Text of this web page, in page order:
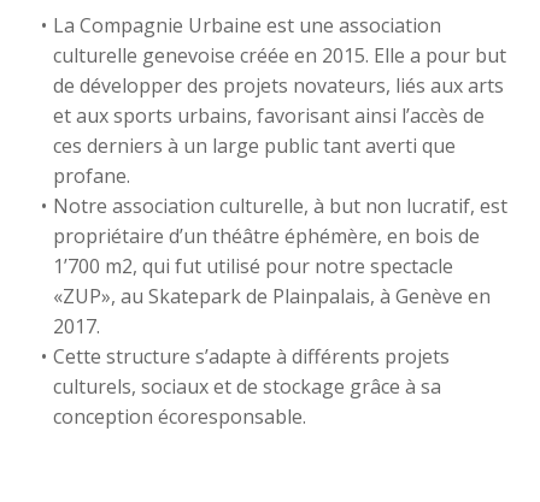
La Compagnie Urbaine est une association
culturelle genevoise créée en 2015. Elle a pour but
de développer des projets novateurs, liés aux arts
et aux sports urbains, favorisant ainsi l’accès de
ces derniers à un large public tant averti que
profane.
Notre association culturelle, à but non lucratif, est
propriétaire d’un théâtre éphémère, en bois de
1’700 m2, qui fut utilisé pour notre spectacle
«ZUP», au Skatepark de Plainpalais, à Genève en
2017.
Cette structure s’adapte à différents projets
culturels, sociaux et de stockage grâce à sa
conception écoresponsable.